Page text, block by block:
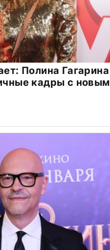
Полина Гагарина
кадры с новым